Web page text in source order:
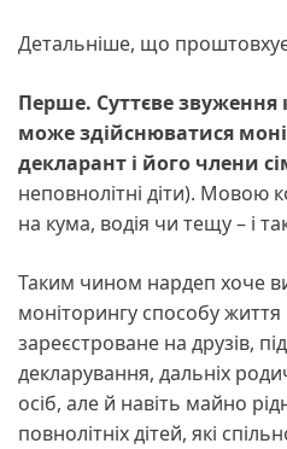
Детальніше, що
Перше. Суттєве звуження
може здійснюватися
декларант і його члени
неповнолітні діти). Мовою
на кума, водія чи тещу – і
Таким чином нардеп хоче
моніторингу способу
зареєстроване на друзів,
декларування, дальніх
осіб, але й навіть майно
повнолітніх дітей, які